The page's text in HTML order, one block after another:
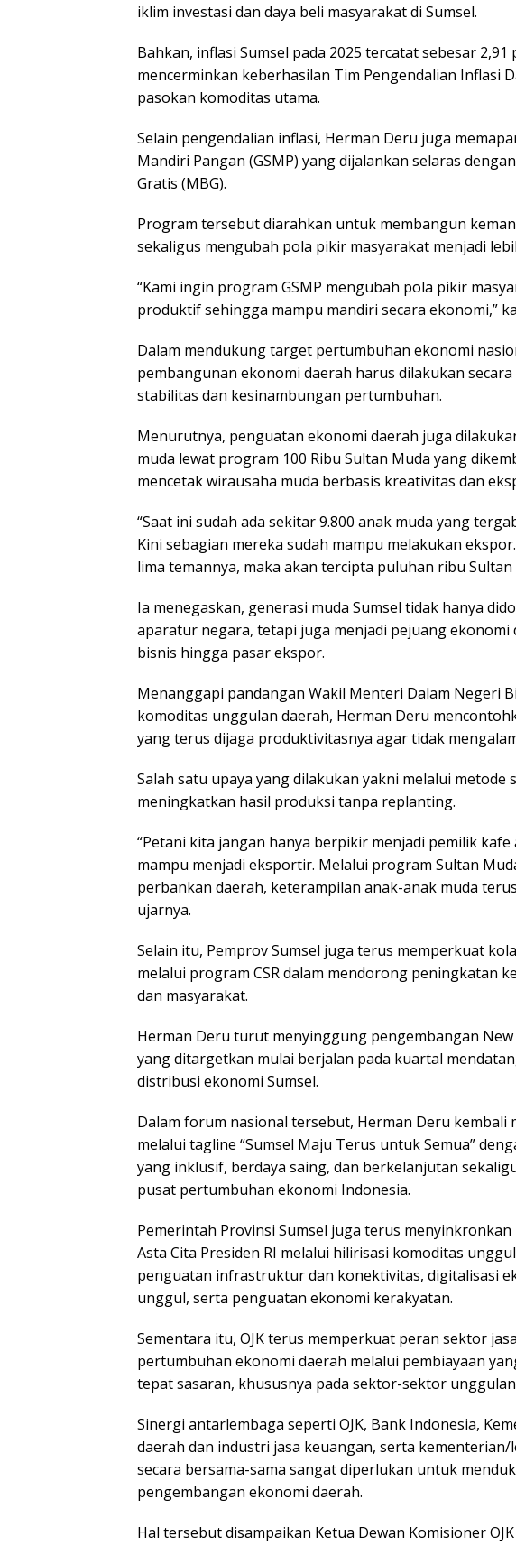
iklim investasi dan daya beli masyarakat di Sumsel.
Bahkan, inflasi Sumsel pada 2025 tercatat sebesar
mencerminkan keberhasilan Tim Pengendalian Inflasi
pasokan komoditas utama.
Selain pengendalian inflasi, Herman Deru juga
Mandiri Pangan (GSMP) yang dijalankan selaras
Gratis (MBG).
Program tersebut diarahkan untuk membangun
sekaligus mengubah pola pikir masyarakat menjadi
“Kami ingin program GSMP mengubah pola pikir
produktif sehingga mampu mandiri secara ekonomi,”
Dalam mendukung target pertumbuhan ekonomi
pembangunan ekonomi daerah harus dilakukan
stabilitas dan kesinambungan pertumbuhan.
Menurutnya, penguatan ekonomi daerah juga
muda lewat program 100 Ribu Sultan Muda yang
mencetak wirausaha muda berbasis kreativitas dan
“Saat ini sudah ada sekitar 9.800 anak muda yang
Kini sebagian mereka sudah mampu melakukan
lima temannya, maka akan tercipta puluhan ribu Sultan
Ia menegaskan, generasi muda Sumsel tidak hanya
aparatur negara, tetapi juga menjadi pejuang ekonomi
bisnis hingga pasar ekspor.
Menanggapi pandangan Wakil Menteri Dalam Negeri
komoditas unggulan daerah, Herman Deru
yang terus dijaga produktivitasnya agar tidak
Salah satu upaya yang dilakukan yakni melalui metode
meningkatkan hasil produksi tanpa replanting.
“Petani kita jangan hanya berpikir menjadi pemilik
mampu menjadi eksportir. Melalui program Sultan
perbankan daerah, keterampilan anak-anak muda
ujarnya.
Selain itu, Pemprov Sumsel juga terus memperkuat
melalui program CSR dalam mendorong peningkatan
dan masyarakat.
Herman Deru turut menyinggung pengembangan
yang ditargetkan mulai berjalan pada kuartal
distribusi ekonomi Sumsel.
Dalam forum nasional tersebut, Herman Deru kembali
melalui tagline “Sumsel Maju Terus untuk Semua”
yang inklusif, berdaya saing, dan berkelanjutan
pusat pertumbuhan ekonomi Indonesia.
Pemerintah Provinsi Sumsel juga terus
Asta Cita Presiden RI melalui hilirisasi komoditas
penguatan infrastruktur dan konektivitas, digitalisasi
unggul, serta penguatan ekonomi kerakyatan.
Sementara itu, OJK terus memperkuat peran sektor
pertumbuhan ekonomi daerah melalui pembiayaan
tepat sasaran, khususnya pada sektor-sektor
Sinergi antarlembaga seperti OJK, Bank Indonesia,
daerah dan industri jasa keuangan, serta
secara bersama-sama sangat diperlukan untuk
pengembangan ekonomi daerah.
Hal tersebut disampaikan Ketua Dewan Komisioner